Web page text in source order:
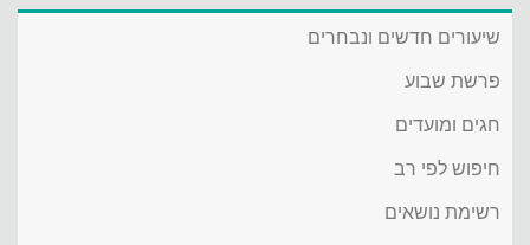
שיעורים חדשים ונבחרים
פרשת שבוע
חגים ומועדים
חיפוש לפי רב
רשימת נושאים